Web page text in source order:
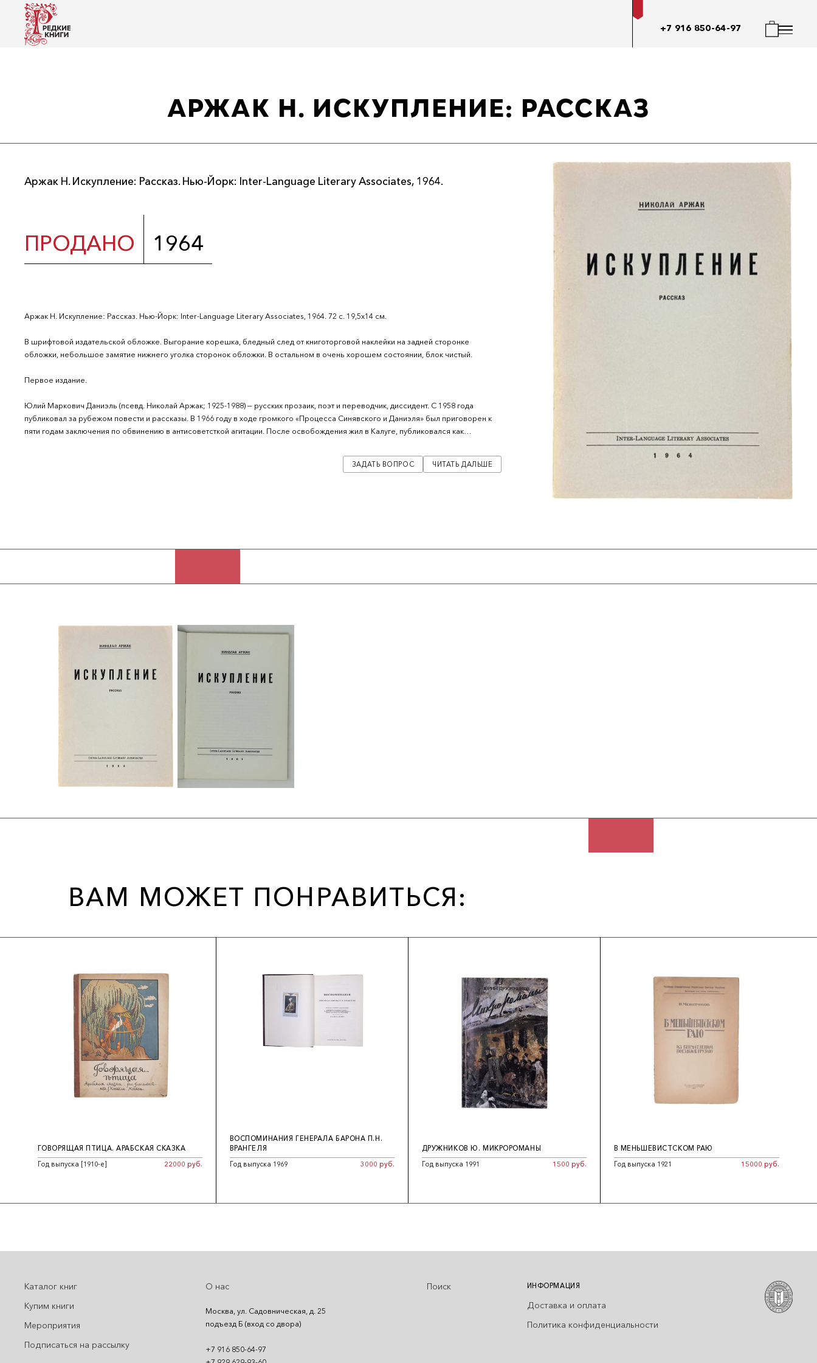
+7 916 850-64-97
АРЖАК Н. ИСКУПЛЕНИЕ: РАССКАЗ
Аржак Н. Искупление: Рассказ. Нью-Йорк: Inter-Language Literary Associates, 1964.
ПРОДАНО 1964
Аржак Н. Искупление: Рассказ. Нью-Йорк: Inter-Language Literary Associates, 1964. 72 с. 19,5х14 см.
В шрифтовой издательской обложке. Выгорание корешка, бледный след от книготорговой наклейки на задней сторонке
обложки, небольшое замятие нижнего уголка сторонок обложки. В остальном в очень хорошем состоянии, блок чистый.
Первое издание.
Юлий Маркович Даниэль (псевд. Николай Аржак; 1925-1988) — русских прозаик, поэт и переводчик, диссидент. С 1958 года
публиковал за рубежом повести и рассказы. В 1966 году в ходе громкого «Процесса Синявского и Даниэля» был приговорен к
пяти годам заключения по обвинению в антисоветсткой агитации. После освобождения жил в Калуге, публиковался как
ЗАДАТЬ ВОПРОС ЧИТАТЬ ДАЛЬШЕ
ВАМ МОЖЕТ ПОНРАВИТЬСЯ:
ГОВОРЯЩАЯ ПТИЦА. АРАБСКАЯ СКАЗКА
Год выпуска [1910-е]
22000 руб.
ВОСПОМИНАНИЯ ГЕНЕРАЛА БАРОНА П.Н.
ВРАНГЕЛЯ
Год выпуска 1969
3000 руб.
ДРУЖНИКОВ Ю. МИКРОРОМАНЫ
Год выпуска 1991
1500 руб.
В МЕНЬШЕВИСТСКОМ РАЮ
Год выпуска 1921
15000 руб.
Каталог книг
Купим книги
Мероприятия
Подписаться на рассылку
О нас
Москва, ул. Садовническая, д. 25
подъезд Б (вход со двора)
+7 916 850-64-97
Поиск ИНФОРМАЦИЯ
Доставка и оплата
Политика конфиденциальности